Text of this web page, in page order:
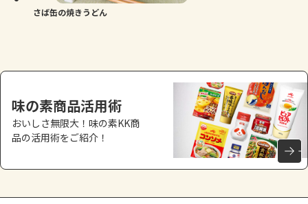
さば缶の焼きうどん
味の素商品活用術
おいしさ無限大！味の素KK商
品の活用術をご紹介！